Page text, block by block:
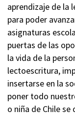
aprendizaje de la
para poder
asignaturas
puertas de las
la vida de la
lectoescritura,
insertarse en la
poner todo
o niña de Chile